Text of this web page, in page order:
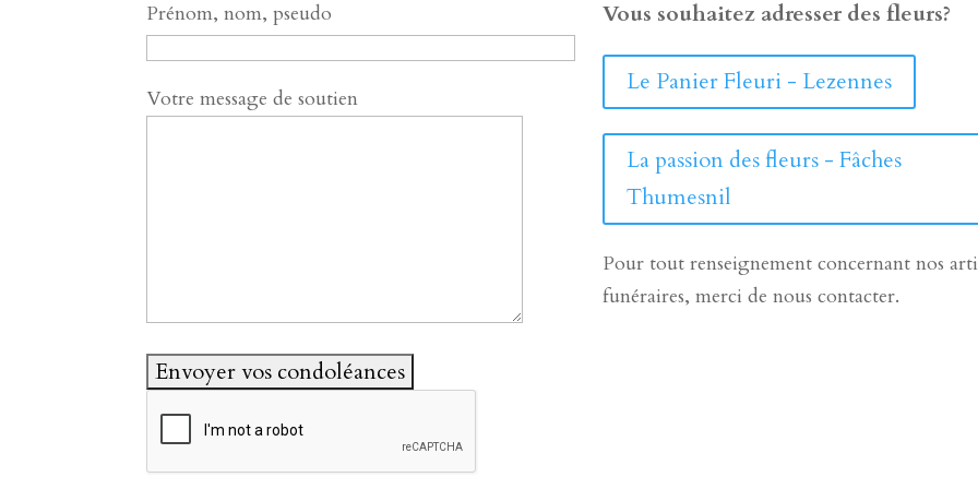
Prénom, nom, pseudo
Votre message de soutien
Vous souhaitez adresser des fleurs?
Le Panier Fleuri - Lezennes
La passion des fleurs - Fâches
Thumesnil
Pour tout renseignement concernant nos
funéraires, merci de nous contacter.